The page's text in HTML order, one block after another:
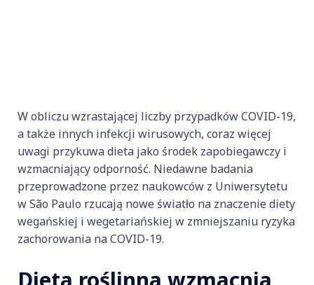
W obliczu wzrastającej liczby przypadków COVID-19,
a także innych infekcji wirusowych, coraz więcej
uwagi przykuwa dieta jako środek zapobiegawczy i
wzmacniający odporność. Niedawne badania
przeprowadzone przez naukowców z Uniwersytetu
w São Paulo rzucają nowe światło na znaczenie diety
wegańskiej i wegetariańskiej w zmniejszaniu ryzyka
zachorowania na COVID-19.